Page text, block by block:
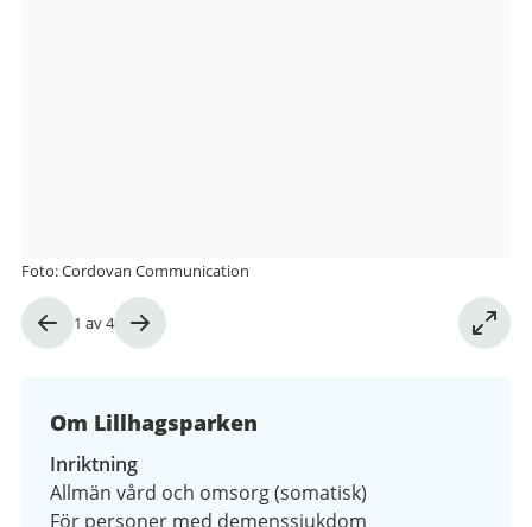
Bild
1 av4
Foto: Cordovan Communication
Om Lillhagsparken
Inriktning
Allmän vård och omsorg (somatisk)
För personer med demenssjukdom